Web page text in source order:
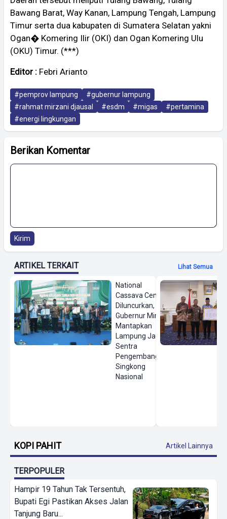
Bawang Barat, Way Kanan, Lampung Tengah, Lampung
Timur serta dua kabupaten di Sumatera Selatan yakni
Ogan� Komering Ilir (OKI) dan Ogan Komering Ulu
(OKU) Timur. (***)
Editor : Febri Arianto
#pemprov lampung
#gubernur lampung
#rahmat mirzani djausal
#esdm #migas
#pertamina
#energi lingkungan
Berikan Komentar
Kirim
ARTIKEL TERKAIT Lihat Semua
National
Cassava Center
Diluncurkan,
Gubernur Mirza
Mantapkan
Lampung Jadi
Sentra
Pengembangan
Singkong
Nasional
KOPI PAHIT Artikel Lainnya
TERPOPULER
Hampir 19 Tahun Tak Tersentuh,
Bupati Egi Pastikan Akses Jalan
Tanjung Baru...